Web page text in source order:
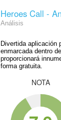
Heroes Call -
Análisis
Divertida aplicación
enmarcada dentro
proporcionará
forma gratuita.
NOTA